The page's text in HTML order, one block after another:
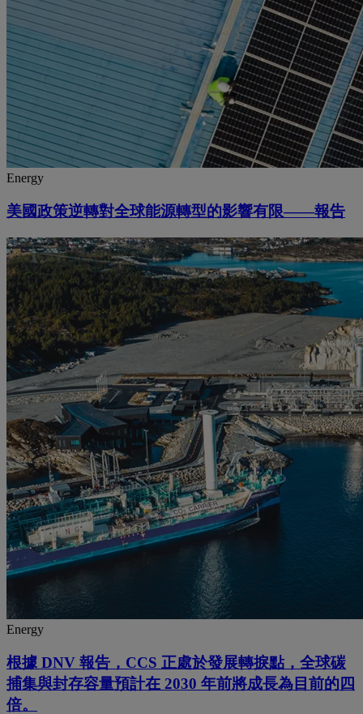
Energy
美國政策逆轉對全球能源轉型的影響有限——報告
Energy
根據 DNV 報告，CCS 正處於發展轉捩點，全球碳
捕集與封存容量預計在 2030 年前將成長為目前的四
倍。